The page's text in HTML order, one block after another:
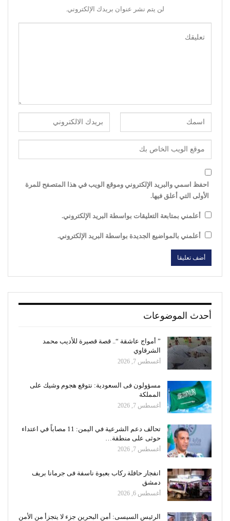
لن يتم نشر عنوان بريدك الإلكتروني.
احفظ اسمي والبريد الإلكتروني وموقع الويب في هذا المتصفح للمرة
الأولى التي أعلق فيها.
أعلمني بمتابعة التعليقات بواسطة البريد الإلكتروني.
أعلمني بالمواضيع الجديدة بواسطة البريد الإلكتروني.
أحدث الموضوعات
” أمواج عاشقة “.. قصة قصيرة للأديب محمد
الشرقاوي
أغسطس 7, 2026
مسؤولون فى السعودية: نتوقع هجوم وشيك على
المملكة
أغسطس 7, 2026
تحالف دعم الشرعية في اليمن: 11 مصاباً في اعتداء
حوثى على منطقة…
أغسطس 7, 2026
انفجار حافلة ركاب بعبوة ناسفة فى جرمانا بريف
دمشق
أغسطس 6, 2026
الرئيس السيسى: أمن البحرين جزء لا يتجزأ من الأمن